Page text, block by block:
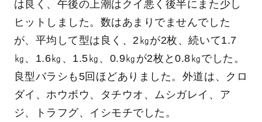
は良く、午後の上潮はクイ悪く後半にまた少し
ヒットしました。数はあまりでませんでした
が、平均して型は良く、2㎏が2枚、続いて1.7
㎏、1.6㎏、1.5㎏、0.9㎏が2枚と0.8㎏でした。
良型バラシも5回ほどありました。外道は、クロ
ダイ、ホウボウ、タチウオ、ムシガレイ、ア
ジ、トラフグ、イシモチでした。